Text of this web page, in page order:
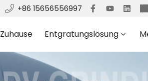
+86 15656556997
Zuhause Entgratungslösung